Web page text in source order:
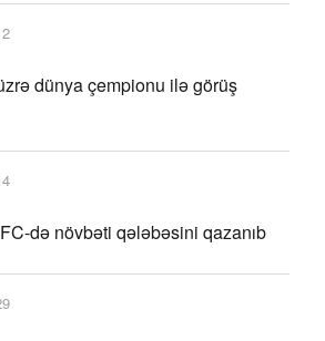
dünya çempionu ilə görüş
də növbəti qələbəsini qazanıb